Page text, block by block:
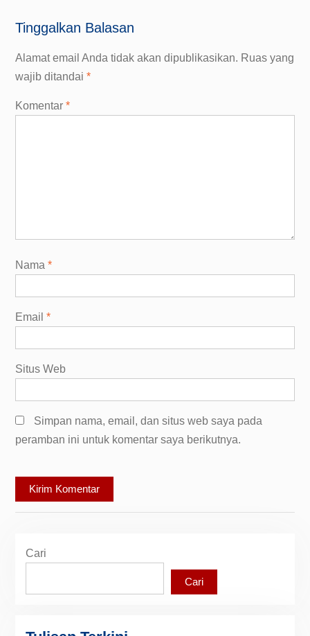
Tinggalkan Balasan
Alamat email Anda tidak akan dipublikasikan. Ruas yang
wajib ditandai *
Komentar *
Nama *
Email *
Situs Web
Simpan nama, email, dan situs web saya pada
peramban ini untuk komentar saya berikutnya.
Cari
Cari